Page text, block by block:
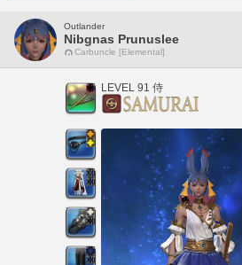
Outlander
Nibgnas Prunuslee
Carbuncle [Elemental]
LEVEL 91 侍